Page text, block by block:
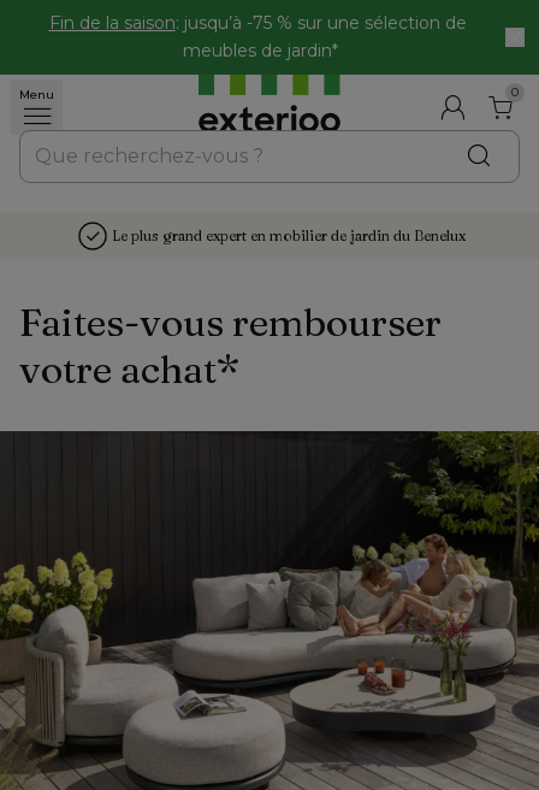
Fin de la saison: jusqu’à -75 % sur une sélection de
meubles de jardin*
Menu 0
Le plus grand expert en mobilier de jardin du Benelux
Faites-vous rembourser
votre achat*